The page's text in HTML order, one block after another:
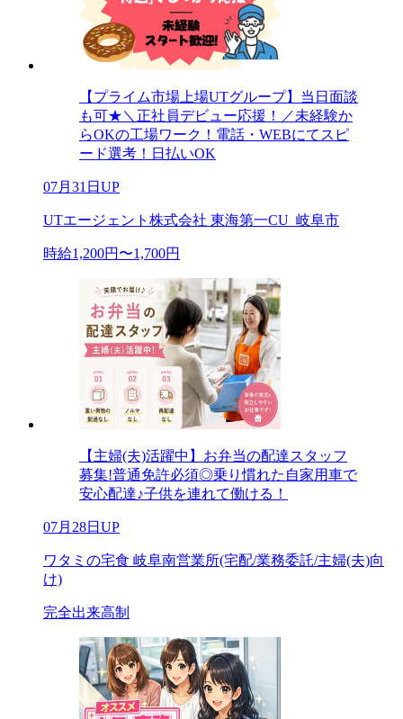
【プライム市場上場UTグループ】当日面談
も可★＼正社員デビュー応援！／未経験か
らOKの工場ワーク！電話・WEBにてスピ
ード選考！日払いOK
07月31日UP
UTエージェント株式会社 東海第一CU_岐阜市
時給1,200円〜1,700円
【主婦(夫)活躍中】お弁当の配達スタッフ
募集!普通免許必須◎乗り慣れた自家用車で
安心配達♪子供を連れて働ける！
07月28日UP
ワタミの宅食 岐阜南営業所(宅配/業務委託/主婦(夫)向
け)
完全出来高制